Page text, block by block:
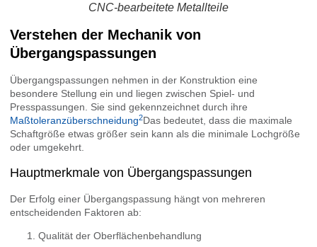
CNC-bearbeitete Metallteile
Verstehen der Mechanik von
Übergangspassungen
Übergangspassungen nehmen in der Konstruktion eine
besondere Stellung ein und liegen zwischen Spiel- und
Presspassungen. Sie sind gekennzeichnet durch ihre
Maßtoleranzüberschneidung2Das bedeutet, dass die maximale
Schaftgröße etwas größer sein kann als die minimale Lochgröße
oder umgekehrt.
Hauptmerkmale von Übergangspassungen
Der Erfolg einer Übergangspassung hängt von mehreren
entscheidenden Faktoren ab:
Qualität der Oberflächenbehandlung